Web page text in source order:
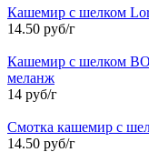
Кашемир с шелком
14.50 руб/г
Кашемир с шелком
меланж
14 руб/г
Смотка кашемир с
14.50 руб/г